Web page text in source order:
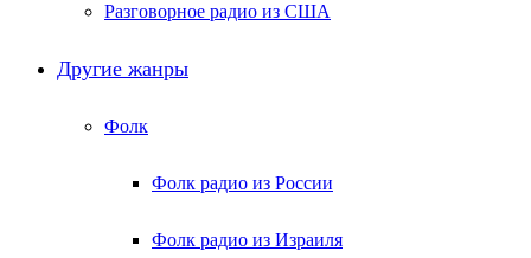
Разговорное радио из США
Другие жанры
Фолк
Фолк радио из России
Фолк радио из Израиля